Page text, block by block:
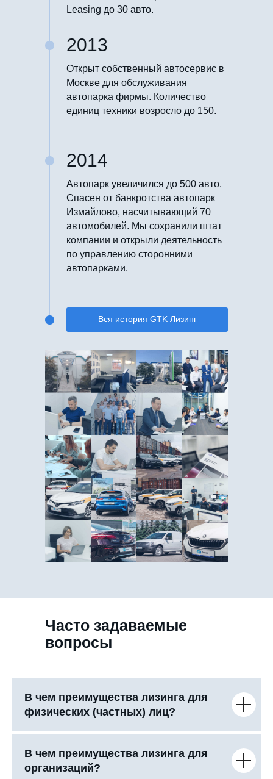
Leasing до 30 авто.
2013
Открыт собственный автосервис в
Москве для обслуживания
автопарка фирмы. Количество
единиц техники возросло до 150.
2014
Автопарк увеличился до 500 авто.
Спасен от банкротства автопарк
Измайлово, насчитывающий 70
автомобилей. Мы сохранили штат
компании и открыли деятельность
по управлению сторонними
автопарками.
Вся история GTK Лизинг
Часто задаваемые
вопросы
В чем преимущества лизинга для
физических (частных) лиц?
В чем преимущества лизинга для
организаций?